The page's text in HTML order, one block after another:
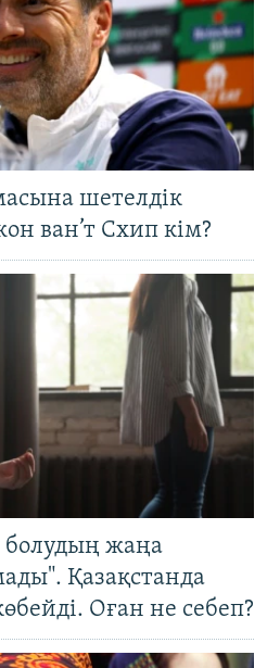
шетелдік
ван’т Схип кім?
болудың жаңа
Қазақстанда
Оған не себеп?